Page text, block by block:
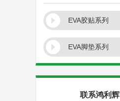
EVA胶贴系列
EVA脚垫系列
联系鸿利辉